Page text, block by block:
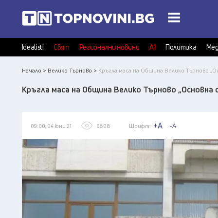
Idealisti Свят Регионални новини А1 Политика
Начало > Велико Търново > Кръгла маса на Община Велико Търново
Кръгла маса на Община Велико Търново
09:00, 04 юни 21 6808 Шрифт: +A -A